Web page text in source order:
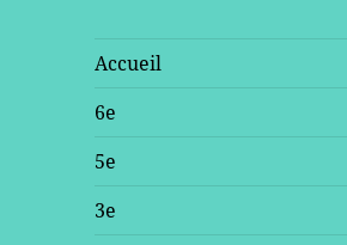
Accueil
6e
5e
3e